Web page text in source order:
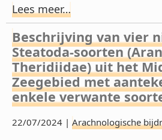
Lees meer…
Beschrijving van vier
Steatoda-soorten
Theridiidae) uit het
Zeegebied met
enkele verwante
22/07/2024 | Arachnologische